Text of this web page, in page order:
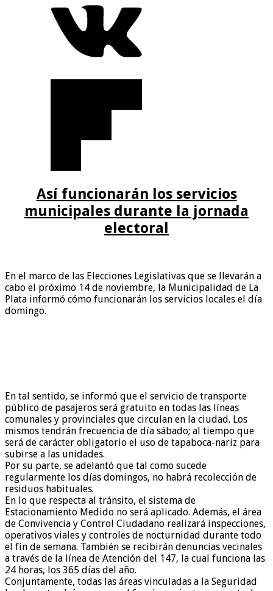
Así funcionarán los servicios
municipales durante la jornada
electoral
En el marco de las Elecciones Legislativas que se llevarán a
cabo el próximo 14 de noviembre, la Municipalidad de La
Plata informó cómo funcionarán los servicios locales el día
domingo.
En tal sentido, se informó que el servicio de transporte
público de pasajeros será gratuito en todas las líneas
comunales y provinciales que circulan en la ciudad. Los
mismos tendrán frecuencia de día sábado; al tiempo que
será de carácter obligatorio el uso de tapaboca-nariz para
subirse a las unidades.
Por su parte, se adelantó que tal como sucede
regularmente los días domingos, no habrá recolección de
residuos habituales.
En lo que respecta al tránsito, el sistema de
Estacionamiento Medido no será aplicado. Además, el área
de Convivencia y Control Ciudadano realizará inspecciones,
operativos viales y controles de nocturnidad durante todo
el fin de semana. También se recibirán denuncias vecinales
a través de la línea de Atención del 147, la cual funciona las
24 horas, los 365 días del año.
Conjuntamente, todas las áreas vinculadas a la Seguridad